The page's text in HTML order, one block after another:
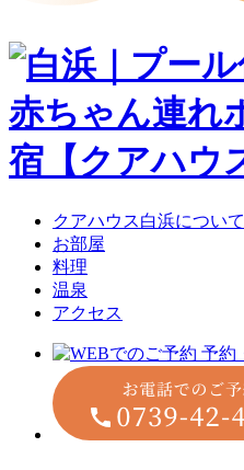
クアハウス白浜について
お部屋
料理
温泉
アクセス